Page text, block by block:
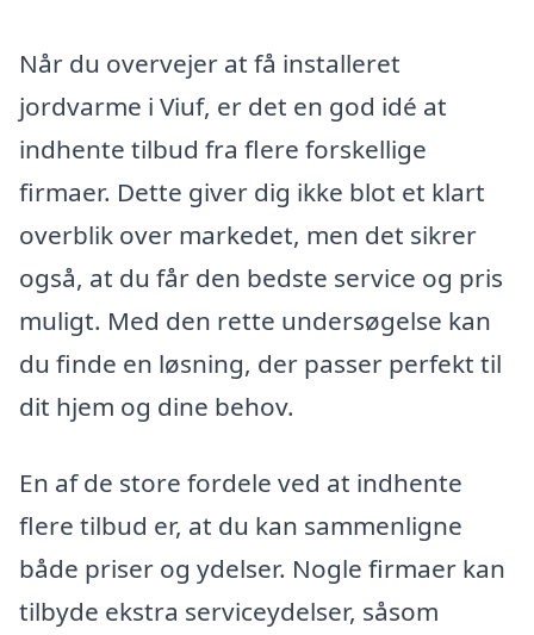
Når du overvejer at få installeret
jordvarme i Viuf, er det en god idé at
indhente tilbud fra flere forskellige
firmaer. Dette giver dig ikke blot et klart
overblik over markedet, men det sikrer
også, at du får den bedste service og pris
muligt. Med den rette undersøgelse kan
du finde en løsning, der passer perfekt til
dit hjem og dine behov.
En af de store fordele ved at indhente
flere tilbud er, at du kan sammenligne
både priser og ydelser. Nogle firmaer kan
tilbyde ekstra serviceydelser, såsom